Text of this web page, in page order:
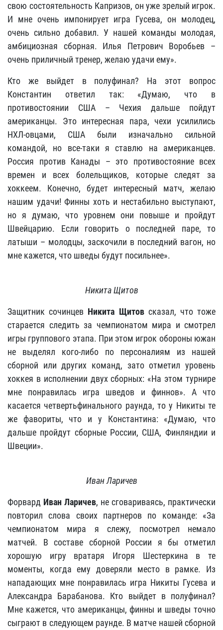
свою состоятельность Капризов, он уже зрелый игрок.
И мне очень импонирует игра Гусева, он молодец,
очень сильно добавил. У нашей команды молодая,
амбициозная сборная. Илья Петрович Воробьев –
очень приличный тренер, желаю удачи ему».
Кто же выйдет в полуфинал? На этот вопрос
Константин ответил так: «Думаю, что в
противостоянии США – Чехия дальше пойдут
американцы. Это интересная пара, чехи усилились
НХЛ-овцами, США были изначально сильной
командой, но все-таки я ставлю на американцев.
Россия против Канады – это противостояние всех
времен и всех болельщиков, которые следят за
хоккеем. Конечно, будет интересный матч, желаю
нашим удачи! Финны хоть и нестабильно выступают,
но я думаю, что уровнем они повыше и пройдут
Швейцарию. Если говорить о последней паре, то
латыши – молодцы, заскочили в последний вагон, но
мне кажется, что шведы будут посильнее».
Никита Щитов
Защитник сочинцев Никита Щитовсказал, что тоже
старается следить за чемпионатом мира и смотрел
игры группового этапа. При этом игрок обороны южан
не выделял кого-либо по персоналиям из нашей
сборной или других команд, зато отметил уровень
хоккея в исполнении двух сборных: «На этом турнире
мне понравилась игра шведов и финнов». А что
касается четвертьфинального раунда, то у Никиты те
же фавориты, что и у Константина: «Думаю, что
дальше пройдут сборные России, США, Финляндии и
Швеции».
Иван Ларичев
Форвард Иван Ларичев, не сговариваясь, практически
повторил слова своих партнеров по команде: «За
чемпионатом мира я слежу, посмотрел немало
матчей. В составе сборной России я бы отметил
хорошую игру вратаря Игоря Шестеркина в те
моменты, когда ему доверяли место в рамке. Из
нападающих мне понравилась игра Никиты Гусева и
Александра Барабанова. Кто выйдет в полуфинал?
Мне кажется, что американцы, финны и шведы точно
сыграют в следующем раунде. В матче нашей сборной